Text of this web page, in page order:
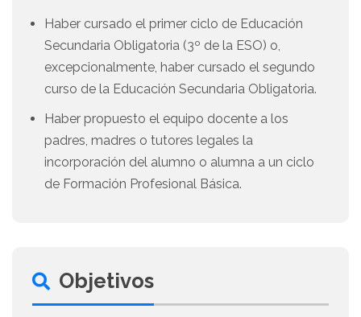
Haber cursado el primer ciclo de Educación
Secundaria Obligatoria (3º de la ESO) o,
excepcionalmente, haber cursado el segundo
curso de la Educación Secundaria Obligatoria.
Haber propuesto el equipo docente a los
padres, madres o tutores legales la
incorporación del alumno o alumna a un ciclo
de Formación Profesional Básica.
Objetivos